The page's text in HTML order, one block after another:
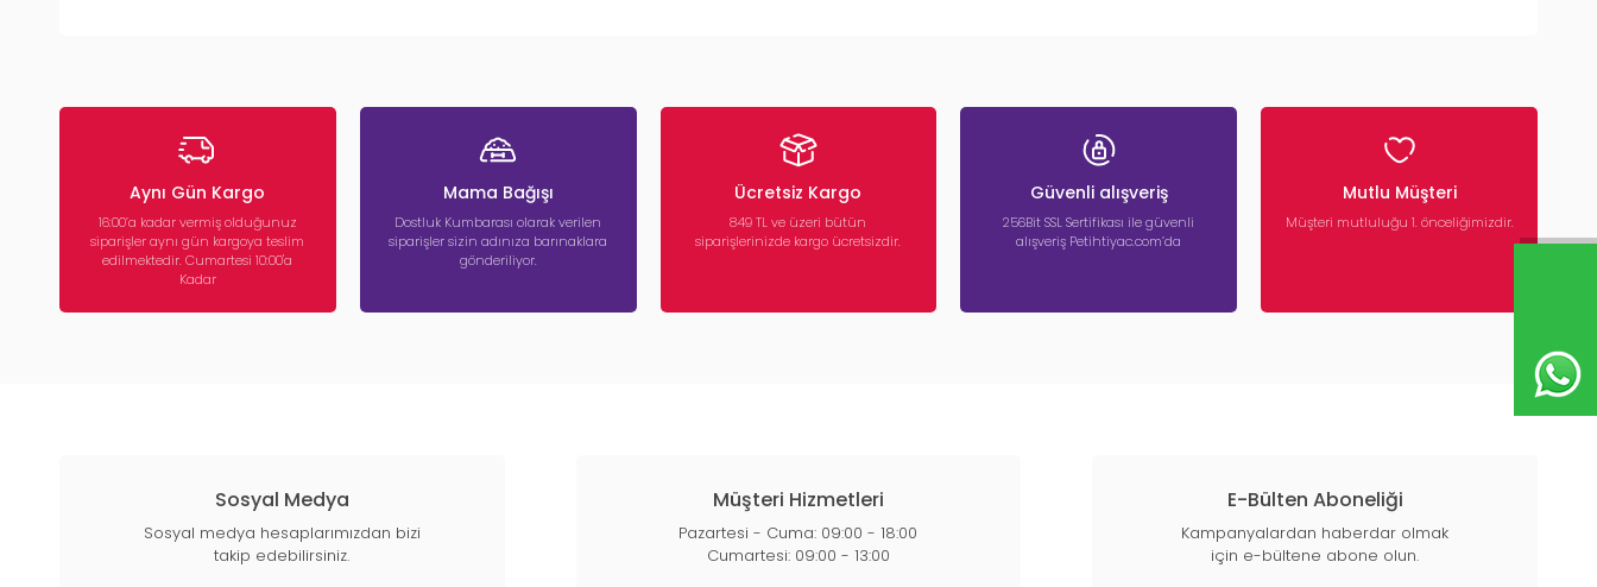
Aynı Gün Kargo
16:00’a kadar vermiş olduğunuz
siparişler aynı gün kargoya teslim
edilmektedir. Cumartesi 10:00'a
Kadar
Mama Bağışı
Dostluk Kumbarası olarak verilen
siparişler sizin adınıza barınaklara
gönderiliyor.
Ücretsiz Kargo
849 TL ve üzeri bütün
siparişlerinizde kargo ücretsizdir.
Güvenli alışveriş
256Bit SSL Sertifikası ile güvenli
alışveriş Petihtiyac.com’da
Mutlu Müşteri
Müşteri mutluluğu 1. önceliğimizdir.
Sosyal Medya
Sosyal medya hesaplarımızdan bizi
takip edebilirsiniz.
Müşteri Hizmetleri
Pazartesi - Cuma: 09:00 - 18:00
Cumartesi: 09:00 - 13:00
E-Bülten Aboneliği
Kampanyalardan haberdar olmak
için e-bültene abone olun.